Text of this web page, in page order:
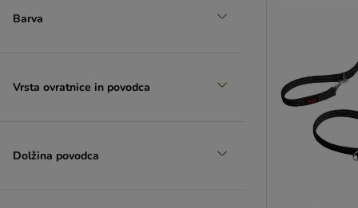
Barva
Vrsta ovratnice in povodca
Dolžina povodca